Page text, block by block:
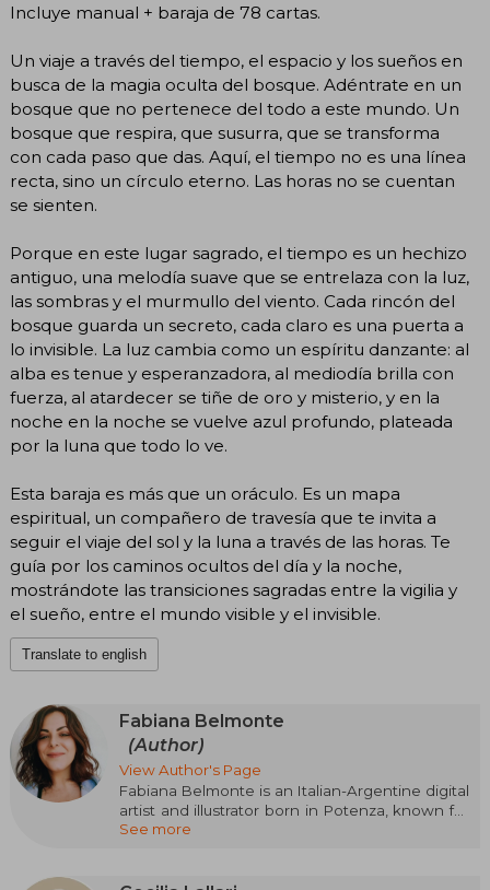
Incluye manual + baraja de 78 cartas.
Un viaje a través del tiempo, el espacio y los sueños en
busca de la magia oculta del bosque. Adéntrate en un
bosque que no pertenece del todo a este mundo. Un
bosque que respira, que susurra, que se transforma
con cada paso que das. Aquí, el tiempo no es una línea
recta, sino un círculo eterno. Las horas no se cuentan
se sienten.
Porque en este lugar sagrado, el tiempo es un hechizo
antiguo, una melodía suave que se entrelaza con la luz,
las sombras y el murmullo del viento. Cada rincón del
bosque guarda un secreto, cada claro es una puerta a
lo invisible. La luz cambia como un espíritu danzante: al
alba es tenue y esperanzadora, al mediodía brilla con
fuerza, al atardecer se tiñe de oro y misterio, y en la
noche en la noche se vuelve azul profundo, plateada
por la luna que todo lo ve.
Esta baraja es más que un oráculo. Es un mapa
espiritual, un compañero de travesía que te invita a
seguir el viaje del sol y la luna a través de las horas. Te
guía por los caminos ocultos del día y la noche,
mostrándote las transiciones sagradas entre la vigilia y
el sueño, entre el mundo visible y el invisible.
Translate to english
Fabiana Belmonte
(Author)
View Author's Page
Fabiana Belmonte is an Italian-Argentine digital
artist and illustrator born in Potenza, known for
her dreamy, feminine, and deeply symbolic
See more